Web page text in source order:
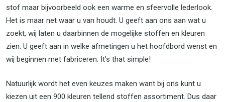
stof maar bijvoorbeeld ook een warme en sfeervolle lederlook.
Het is maar net waar u van houdt. U geeft aan ons aan wat u
zoekt, wij laten u daarbinnen de mogelijke stoffen en kleuren
zien. U geeft aan in welke afmetingen u het hoofdbord wenst en
wij beginnen met fabriceren. It’s that simple!
Natuurlijk wordt het even keuzes maken want bij ons kunt u
kiezen uit een 900 kleuren tellend stoffen assortiment. Dus daar